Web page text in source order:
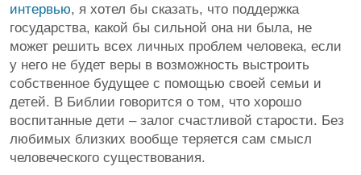
интервью, я хотел бы сказать, что поддержка
государства, какой бы сильной она ни была, не
может решить всех личных проблем человека, если
у него не будет веры в возможность выстроить
собственное будущее с помощью своей семьи и
детей. В Библии говорится о том, что хорошо
воспитанные дети – залог счастливой старости. Без
любимых близких вообще теряется сам смысл
человеческого существования.